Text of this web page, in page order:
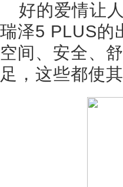
好的爱情让
瑞泽5 PLUS的
空间、安全、
足，这些都使